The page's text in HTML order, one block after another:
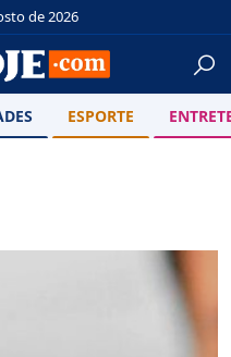
de 2026
ESPORTE